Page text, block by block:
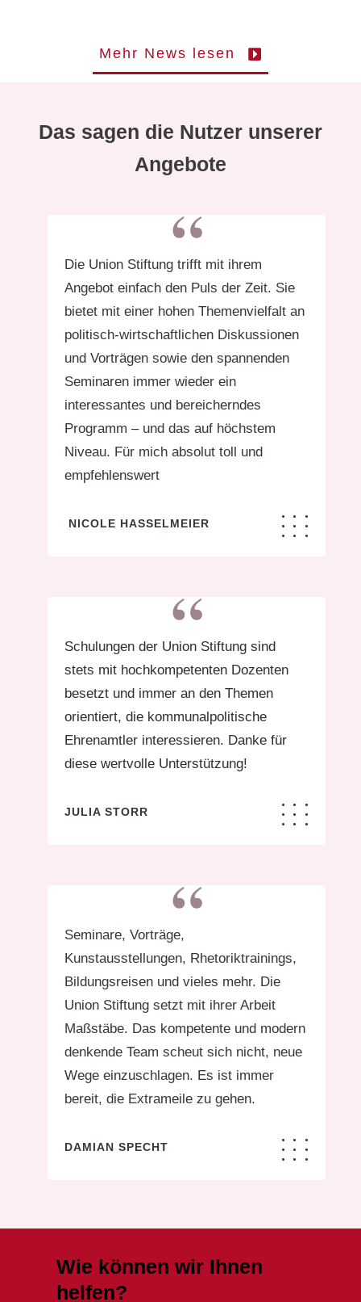
Mehr News lesen
Das sagen die Nutzer unserer
Angebote
“
Die Union Stiftung trifft mit ihrem
Angebot einfach den Puls der Zeit. Sie
bietet mit einer hohen Themenvielfalt an
politisch-wirtschaftlichen Diskussionen
und Vorträgen sowie den spannenden
Seminaren immer wieder ein
interessantes und bereicherndes
Programm – und das auf höchstem
Niveau. Für mich absolut toll und
empfehlenswert
NICOLE HASSELMEIER
“
Schulungen der Union Stiftung sind
stets mit hochkompetenten Dozenten
besetzt und immer an den Themen
orientiert, die kommunalpolitische
Ehrenamtler interessieren. Danke für
diese wertvolle Unterstützung!
JULIA STORR
“
Seminare, Vorträge,
Kunstausstellungen, Rhetoriktrainings,
Bildungsreisen und vieles mehr. Die
Union Stiftung setzt mit ihrer Arbeit
Maßstäbe. Das kompetente und modern
denkende Team scheut sich nicht, neue
Wege einzuschlagen. Es ist immer
bereit, die Extrameile zu gehen.
DAMIAN SPECHT
Wie können wir Ihnen
helfen?